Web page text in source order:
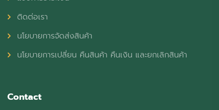
ติดต่อเรา
นโยบายการจัดส่งสินค้า
นโยบายการเปลี่ยน คืนสินค้า คืนเงิน และยกเลิกสินค้า
Contact